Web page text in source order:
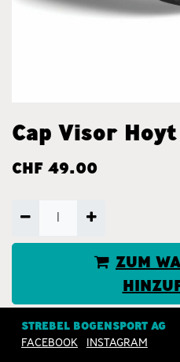
Cap Visor Hoyt
CHF 49.00
ZUM
JETZT KAUFEN
STREBEL BOGENSPORT AG
FACEBOOK
INSTAGRAM